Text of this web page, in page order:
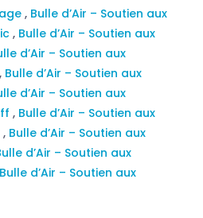
, Bulle d’Air – Soutien aux
, Bulle d’Air – Soutien aux
d’Air – Soutien aux
, Bulle d’Air – Soutien aux
d’Air – Soutien aux
, Bulle d’Air – Soutien aux
, Bulle d’Air – Soutien aux
d’Air – Soutien aux
Bulle d’Air – Soutien aux